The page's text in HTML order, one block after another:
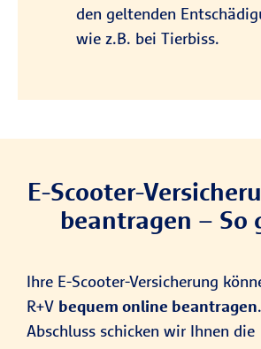
den geltenden
wie z.B. bei Tierbiss.
E-Scooter-
beantragen – So
Ihre E-Scooter-Versicherung
R+V bequem online beantragen
Abschluss schicken wir Ihnen die